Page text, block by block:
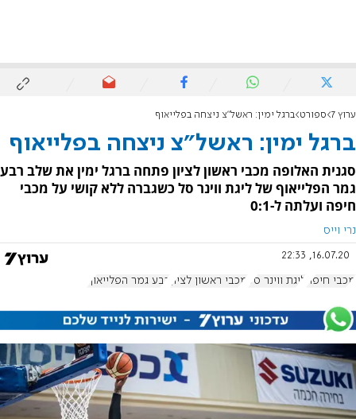
ערוץ 7 ספורט ברגל ימין: ראשל"צ ניצחה בפלייאוף
ברגל ימין: ראשל"צ ניצחה בפלייאוף
סגנית האלופה מכבי ראשון לציון פתחה ברגל ימין את שלב רבע
גמר הפלייאוף של ליגת ווינר סל כשגברה ללא קושי על מכבי
חיפה ועלתה ל-0:1
נרי וייס
16.07.20, 22:33
מכבי חיפה ליגת ווינר סל מכבי ראשון לציון רבע גמר הפלייאוף